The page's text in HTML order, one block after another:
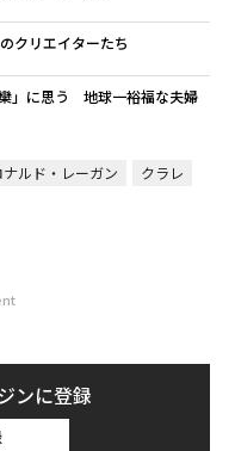
クリエイターたち
」に思う 地球一裕福な夫婦
ナルド・レーガン
クラレ
ンに登録